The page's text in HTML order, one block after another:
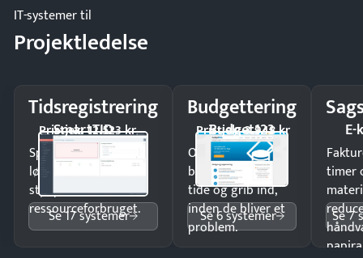
IT-systemer til
Projektledelse
Tidsregistrering
SmartTID
Pristjek: 12.523 kr
Spar tid på
lønberegning og få
styr på
ressourceforbruget.
Se 17 systemer
Budgettering
Budget123
Pristjek: 3.948 kr
Opdag
budgetafvigelser i
tide og grib ind,
inden de bliver et
problem.
Se 6 systemer
timer
Se 7